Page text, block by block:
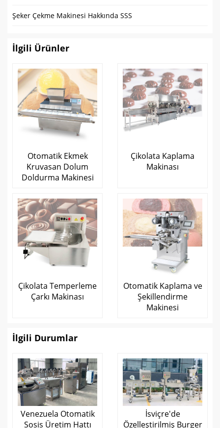
Şeker Çekme Makinesi Hakkında SSS
İlgili Ürünler
Otomatik Ekmek
Kruvasan Dolum
Doldurma Makinesi
Çikolata Kaplama
Makinası
Çikolata Temperleme
Çarkı Makinası
Otomatik Kaplama ve
Şekillendirme
Makinesi
İlgili Durumlar
Venezuela Otomatik
Sosis Üretim Hattı
İsviçre'de
Özelleştirilmiş Burger